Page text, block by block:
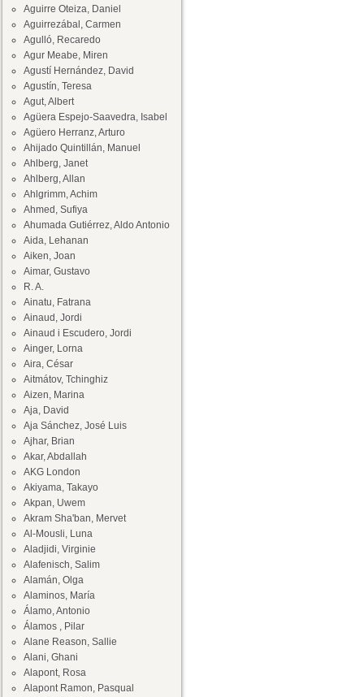
Aguirre Oteiza, Daniel
Aguirrezábal, Carmen
Agulló, Recaredo
Agur Meabe, Miren
Agustí Hernández, David
Agustín, Teresa
Agut, Albert
Agüera Espejo-Saavedra, Isabel
Agüero Herranz, Arturo
Ahijado Quintillán, Manuel
Ahlberg, Janet
Ahlberg, Allan
Ahlgrimm, Achim
Ahmed, Sufiya
Ahumada Gutiérrez, Aldo Antonio
Aida, Lehanan
Aiken, Joan
Aimar, Gustavo
R. A.
Ainatu, Fatrana
Ainaud, Jordi
Ainaud i Escudero, Jordi
Ainger, Lorna
Aira, César
Aitmátov, Tchinghiz
Aizen, Marina
Aja, David
Aja Sánchez, José Luis
Ajhar, Brian
Akar, Abdallah
AKG London
Akiyama, Takayo
Akpan, Uwem
Akram Sha'ban, Mervet
Al-Mousli, Luna
Aladjidi, Virginie
Alafenisch, Salim
Alamán, Olga
Alaminos, María
Álamo, Antonio
Álamos , Pilar
Alane Reason, Sallie
Alani, Ghani
Alapont, Rosa
Alapont Ramon, Pasqual